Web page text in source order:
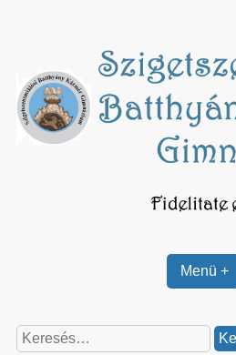
Menü +
Keresés: